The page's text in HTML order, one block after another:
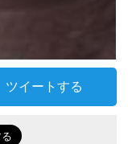
ツイートする